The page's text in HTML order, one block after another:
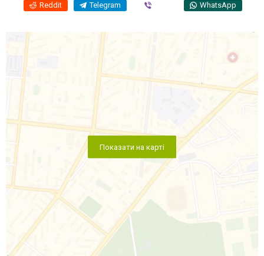
Reddit Telegram WhatsApp
Показати на карті